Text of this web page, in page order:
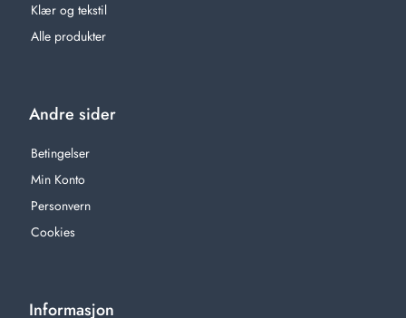
Klær og tekstil
Alle produkter
Andre sider
Betingelser
Min Konto
Personvern
Cookies
Informasjon